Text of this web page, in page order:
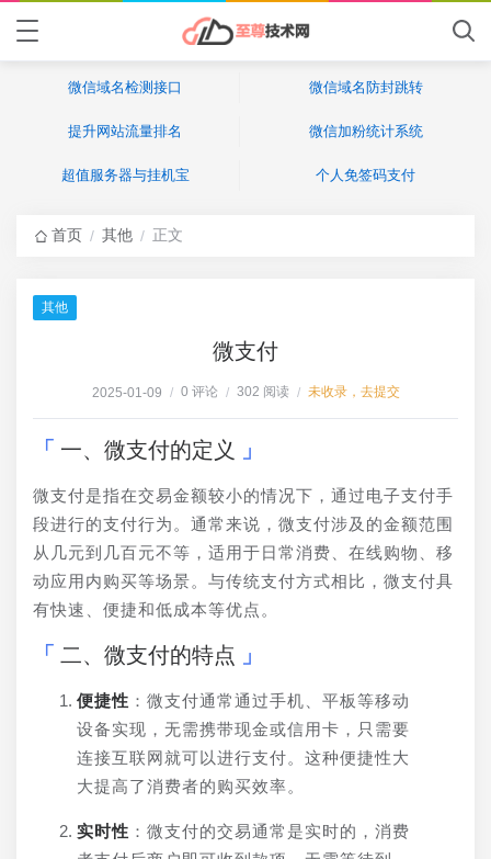
微信域名检测接口 微信域名防封跳转
提升网站流量排名 微信加粉统计系统
超值服务器与挂机宝 个人免签码支付
首页 / 其他 / 正文
其他
微支付
2025-01-09 / 0 评论 / 302 阅读 / 未收录，去提交
一、微支付的定义
微支付是指在交易金额较小的情况下，通过电子支付手
段进行的支付行为。通常来说，微支付涉及的金额范围
从几元到几百元不等，适用于日常消费、在线购物、移
动应用内购买等场景。与传统支付方式相比，微支付具
有快速、便捷和低成本等优点。
二、微支付的特点
便捷性 ：微支付通常通过手机、平板等移动
设备实现，无需携带现金或信用卡，只需要
连接互联网就可以进行支付。这种便捷性大
大提高了消费者的购买效率。
实时性 ：微支付的交易通常是实时的，消费